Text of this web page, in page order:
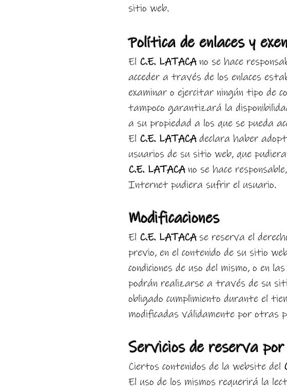
sitio web.
Política de enlaces y
El C.E. LATACAno se hace
acceder a través de los enlaces
examinar o ejercitar ningún tipo de
tampoco garantizará la
a su propiedad a los que se pueda
El C.E. LATACAdeclara haber
usuarios de su sitio web, que
C.E. LATACAno se hace
Internet pudiera sufrir el usuario.
Modificaciones
El C.E. LATACAse reserva el
previo, en el contenido de su sitio
condiciones de uso del mismo, o en
podrán realizarse a través de su
obligado cumplimiento durante el
modificadas válidamente por otras
Servicios de reserva
Ciertos contenidos de la website del
El uso de los mismos requerirá la